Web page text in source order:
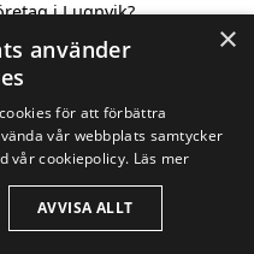
i Lugnvik?
i Lugnvik
i de omgivande
Pilanto Aps
×
använder
för att förbättra
vår webbplats samtycker
vår cookiepolicy. Läs mer
AVVISA ALLT